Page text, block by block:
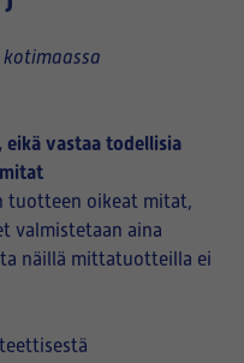
eikä vastaa todellisia
tuotteen oikeat mitat,
valmistetaan aina
näillä mittatuotteilla ei